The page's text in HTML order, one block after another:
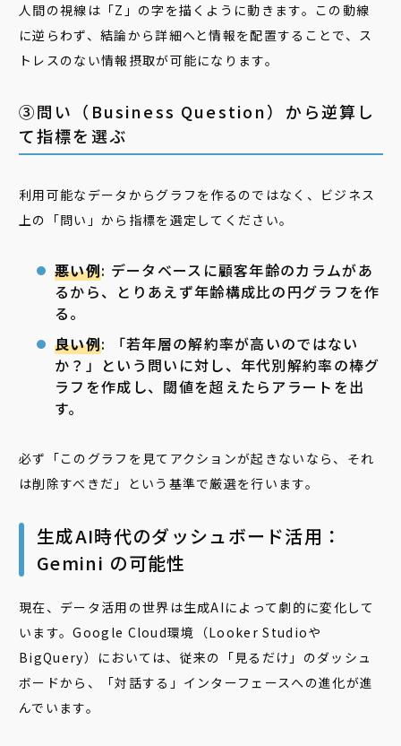
人間の視線は「Z」の字を描くように動きます。この動線
に逆らわず、結論から詳細へと情報を配置することで、ス
トレスのない情報摂取が可能になります。
③問い（Business Question）から逆算し
て指標を選ぶ
利用可能なデータからグラフを作るのではなく、ビジネス
上の「問い」から指標を選定してください。
悪い例: データベースに顧客年齢のカラムがあ
るから、とりあえず年齢構成比の円グラフを作
る。
良い例: 「若年層の解約率が高いのではない
か？」という問いに対し、年代別解約率の棒グ
ラフを作成し、閾値を超えたらアラートを出
す。
必ず「このグラフを見てアクションが起きないなら、それ
は削除すべきだ」という基準で厳選を行います。
生成AI時代のダッシュボード活用：
Gemini の可能性
現在、データ活用の世界は生成AIによって劇的に変化して
います。Google Cloud環境（Looker Studioや
BigQuery）においては、従来の「見るだけ」のダッシュ
ボードから、「対話する」インターフェースへの進化が進
んでいます。